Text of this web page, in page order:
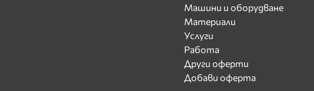
Машини и оборудване
Материали
Услуги
Работа
Други оферти
Добави оферта